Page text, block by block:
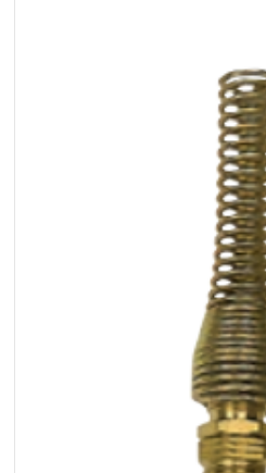
Centrum Hydrauliki Siłowej
59-400 Jawor, ul. Kuziennicza 5,
Projektowanie i budowa
POWER HYDRAULICS